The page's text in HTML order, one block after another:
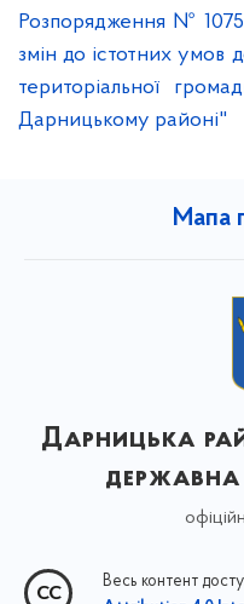
Розпорядження № 1075
змін до істотних умов
територіальної
Дарницькому районі"
Мапа
Дарницька
державна
Весь контент